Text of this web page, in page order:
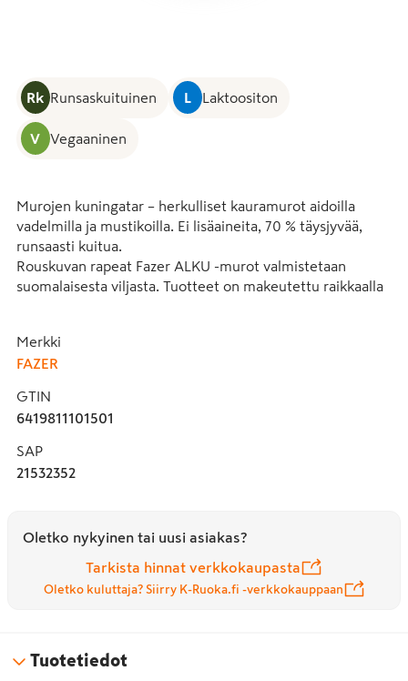
Rk Runsaskuituinen L Laktoositon
V Vegaaninen
Murojen kuningatar – herkulliset kauramurot aidoilla
vadelmilla ja mustikoilla. Ei lisäaineita, 70 % täysjyvää,
runsaasti kuitua.
Rouskuvan rapeat Fazer ALKU -murot valmistetaan
suomalaisesta viljasta. Tuotteet on makeutettu raikkaalla
välipalaksi maidon, kaurajuoman tai jugurtin kanssa
nautittaviksi tai naposteltaviksi sellaisenaan.
valinta -sydänmerkki.
Merkki
FAZER
GTIN
6419811101501
SAP
21532352
Oletko nykyinen tai uusi asiakas?
Tarkista hinnat verkkokaupasta
Oletko kuluttaja? Siirry K-Ruoka.fi -verkkokauppaan
Tuotetiedot